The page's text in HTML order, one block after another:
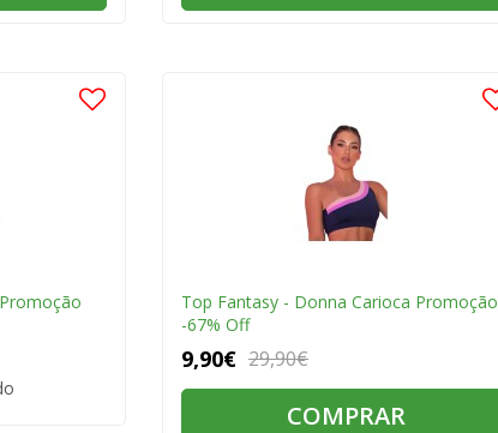
Top Fantasy - Donna Carioca Promoção
-67% Off
9,90€ 29,90€
COMPRAR